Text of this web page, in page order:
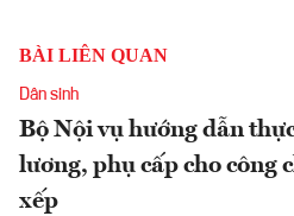
BÀI LIÊN QUAN
Dân sinh
Bộ Nội vụ hướng dẫn
lương, phụ cấp cho công
xếp